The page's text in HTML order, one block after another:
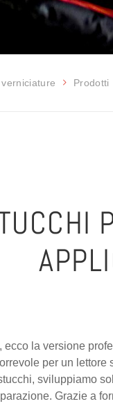
Prodotti
ecco la versione
per un lettore
sviluppiamo
Grazie a